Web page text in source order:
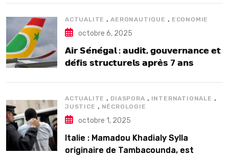
ACTUALITE ,AERONAUTIQUE , ECONOMIE
octobre 6, 2025
𝗔𝗶𝗿 𝗦𝗲́𝗻𝗲́𝗴𝗮𝗹 : 𝗮𝘂𝗱𝗶𝘁, 𝗴𝗼𝘂𝘃𝗲𝗿𝗻𝗮𝗻𝗰𝗲 𝗲𝘁
𝗱𝗲́𝗳𝗶𝘀 𝘀𝘁𝗿𝘂𝗰𝘁𝘂𝗿𝗲𝗹𝘀 𝗮𝗽𝗿𝗲̀𝘀 7 𝗮𝗻𝘀
ACTUALITE , DIASPORA , INTERNATIONALE ,
JUSTICE , NÉCROLOGIE
octobre 1, 2025
Italie : Mamadou Khadialy Sylla
originaire de Tambacounda, est